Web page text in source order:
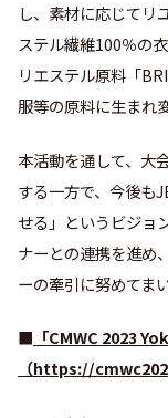
し、素材に応じてリ
ステル繊維100％の
リエステル原料「
服等の原料に⽣まれ
本活動を通して、大
する一方で、今後も
せる」というビジョ
ナーとの連携を進め
ーの牽引に努めてま
■ 「CMWC 2023
（https://